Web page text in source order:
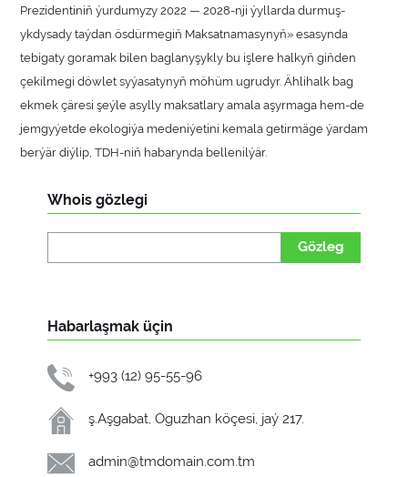
Prezidentiniň ýurdumyzy 2022 — 2028-nji ýyllarda durmuş-
ykdysady taýdan ösdürmegiň Maksatnamasynyň» esasynda
tebigaty goramak bilen baglanyşykly bu işlere halkyň giňden
çekilmegi döwlet syýasatynyň möhüm ugrudyr. Ählihalk bag
ekmek çäresi şeýle asylly maksatlary amala aşyrmaga hem-de
jemgyýetde ekologiýa medeniýetini kemala getirmäge ýardam
berýär diýlip, TDH-niň habarynda bellenilýär.
Whois gözlegi
Gözleg
Habarlaşmak üçin
+993 (12) 95-55-96
ş.Aşgabat, Oguzhan köçesi, jaý 217.
admin@tmdomain.com.tm